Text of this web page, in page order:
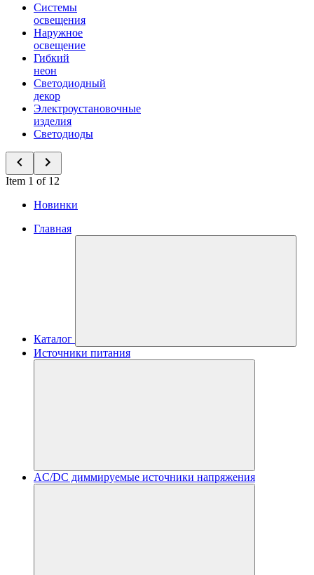
Системы
освещения
Наружное
освещение
Гибкий
неон
Светодиодный
декор
Электроустановочные
изделия
Светодиоды
Item 1 of 12
Новинки
Главная
Каталог
Источники питания
AC/DC диммируемые источники напряжения